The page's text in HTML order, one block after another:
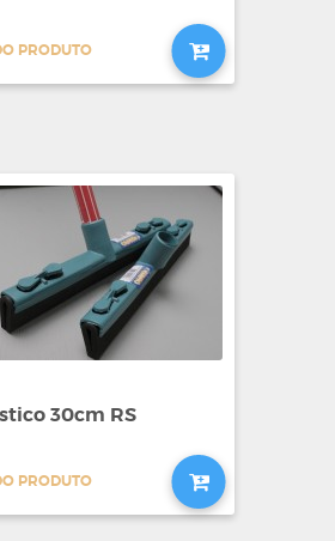
PRODUTO
30cm RS
PRODUTO